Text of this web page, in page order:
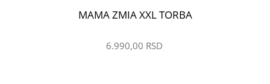
ŽELIM
MAMA ZMIA XXL TORBA
6.990,00 RSD